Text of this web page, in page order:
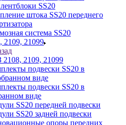
SS20
штока SS20 переднего
система SS20
2109, 21099
2109, 21099
подвески SS20 в
виде
подвески SS20 в
виде
SS20 передней подвески
SS20 задней подвески
опоры передних